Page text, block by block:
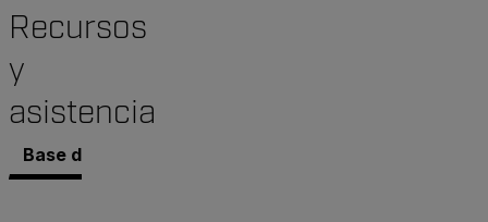
Recursos
y
asistencia
Base de conocimientos